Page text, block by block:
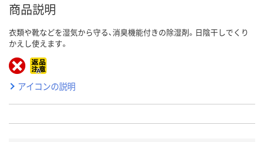
商品説明
衣類や靴などを湿気から守る、消臭機能付きの除湿剤。日陰干しでくり
かえし使えます。
アイコンの説明